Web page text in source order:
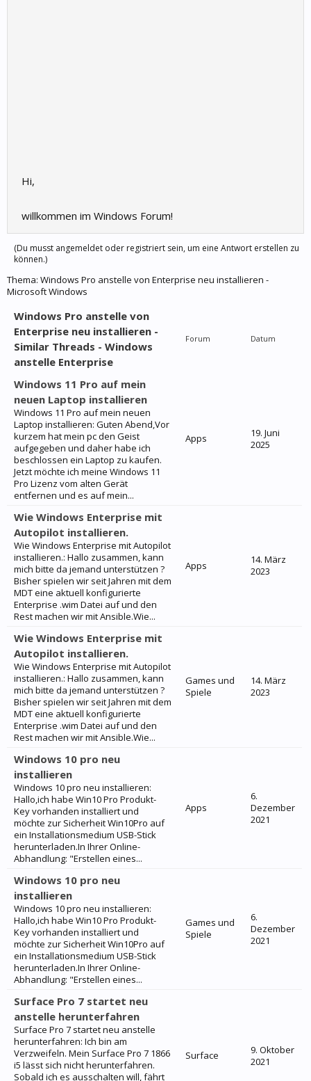
Hi,
willkommen im Windows Forum!
(Du musst angemeldet oder registriert sein, um eine Antwort erstellen zu
können.)
Thema: Windows Pro anstelle von Enterprise neu installieren -
Microsoft Windows
Windows Pro anstelle von
Enterprise neu installieren -
Similar Threads - Windows
anstelle Enterprise
Forum Datum
Windows 11 Pro auf mein
neuen Laptop installieren
Windows 11 Pro auf mein neuen
Laptop installieren: Guten Abend,Vor
kurzem hat mein pc den Geist
aufgegeben und daher habe ich
beschlossen ein Laptop zu kaufen.
Jetzt möchte ich meine Windows 11
Pro Lizenz vom alten Gerät
entfernen und es auf mein...
Apps
19. Juni
2025
Wie Windows Enterprise mit
Autopilot installieren.
Wie Windows Enterprise mit Autopilot
installieren.: Hallo zusammen, kann
mich bitte da jemand unterstützen ?
Bisher spielen wir seit Jahren mit dem
MDT eine aktuell konfigurierte
Enterprise .wim Datei auf und den
Rest machen wir mit Ansible.Wie...
Apps
14. März
2023
Wie Windows Enterprise mit
Autopilot installieren.
Wie Windows Enterprise mit Autopilot
installieren.: Hallo zusammen, kann
mich bitte da jemand unterstützen ?
Bisher spielen wir seit Jahren mit dem
MDT eine aktuell konfigurierte
Enterprise .wim Datei auf und den
Rest machen wir mit Ansible.Wie...
Games und
Spiele
14. März
2023
Windows 10 pro neu
installieren
Windows 10 pro neu installieren:
Hallo,ich habe Win10 Pro Produkt-
Key vorhanden installiert und
möchte zur Sicherheit Win10Pro auf
ein Installationsmedium USB-Stick
herunterladen.In Ihrer Online-
Abhandlung: "Erstellen eines...
Apps
6.
Dezember
2021
Windows 10 pro neu
installieren
Windows 10 pro neu installieren:
Hallo,ich habe Win10 Pro Produkt-
Key vorhanden installiert und
möchte zur Sicherheit Win10Pro auf
ein Installationsmedium USB-Stick
herunterladen.In Ihrer Online-
Abhandlung: "Erstellen eines...
Games und
Spiele
6.
Dezember
2021
Surface Pro 7 startet neu
anstelle herunterfahren
Surface Pro 7 startet neu anstelle
herunterfahren: Ich bin am
Verzweifeln. Mein Surface Pro 7 1866
i5 lässt sich nicht herunterfahren.
Sobald ich es ausschalten will, fährt
Surface
9. Oktober
2021